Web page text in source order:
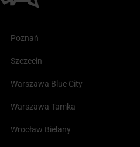
Poznań
Szczecin
Warszawa Blue City
Warszawa Tamka
Wrocław Bielany